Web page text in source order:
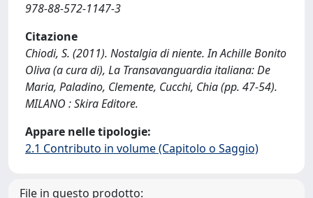
978-88-572-1147-3
Citazione
Chiodi, S. (2011). Nostalgia di niente. In Achille Bonito
Oliva (a cura di), La Transavanguardia italiana: De
Maria, Paladino, Clemente, Cucchi, Chia (pp. 47-54).
MILANO : Skira Editore.
Appare nelle tipologie:
2.1 Contributo in volume (Capitolo o Saggio)
File in questo prodotto: